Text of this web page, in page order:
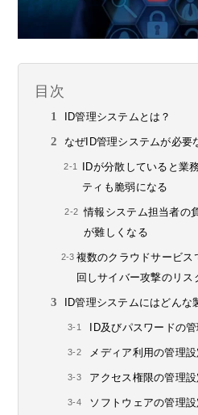
目次
ID管理システムとは？
なぜID管理システムが必要
IDが分散していると業
ティも脆弱になる
情報システム担当者の
が難しくなる
複数のクラウドサービ
回しサイバー攻撃のリス
ID管理システムにはどんな
ID及びパスワードの管
メディア利用の管理設
アクセス権限の管理設
ソフトウェアの管理設